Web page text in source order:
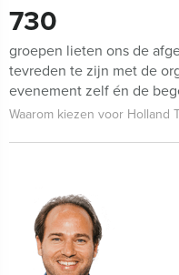
730
groepen lieten ons de
tevreden te zijn met de
evenement zelf én de
Waarom kiezen voor Holland